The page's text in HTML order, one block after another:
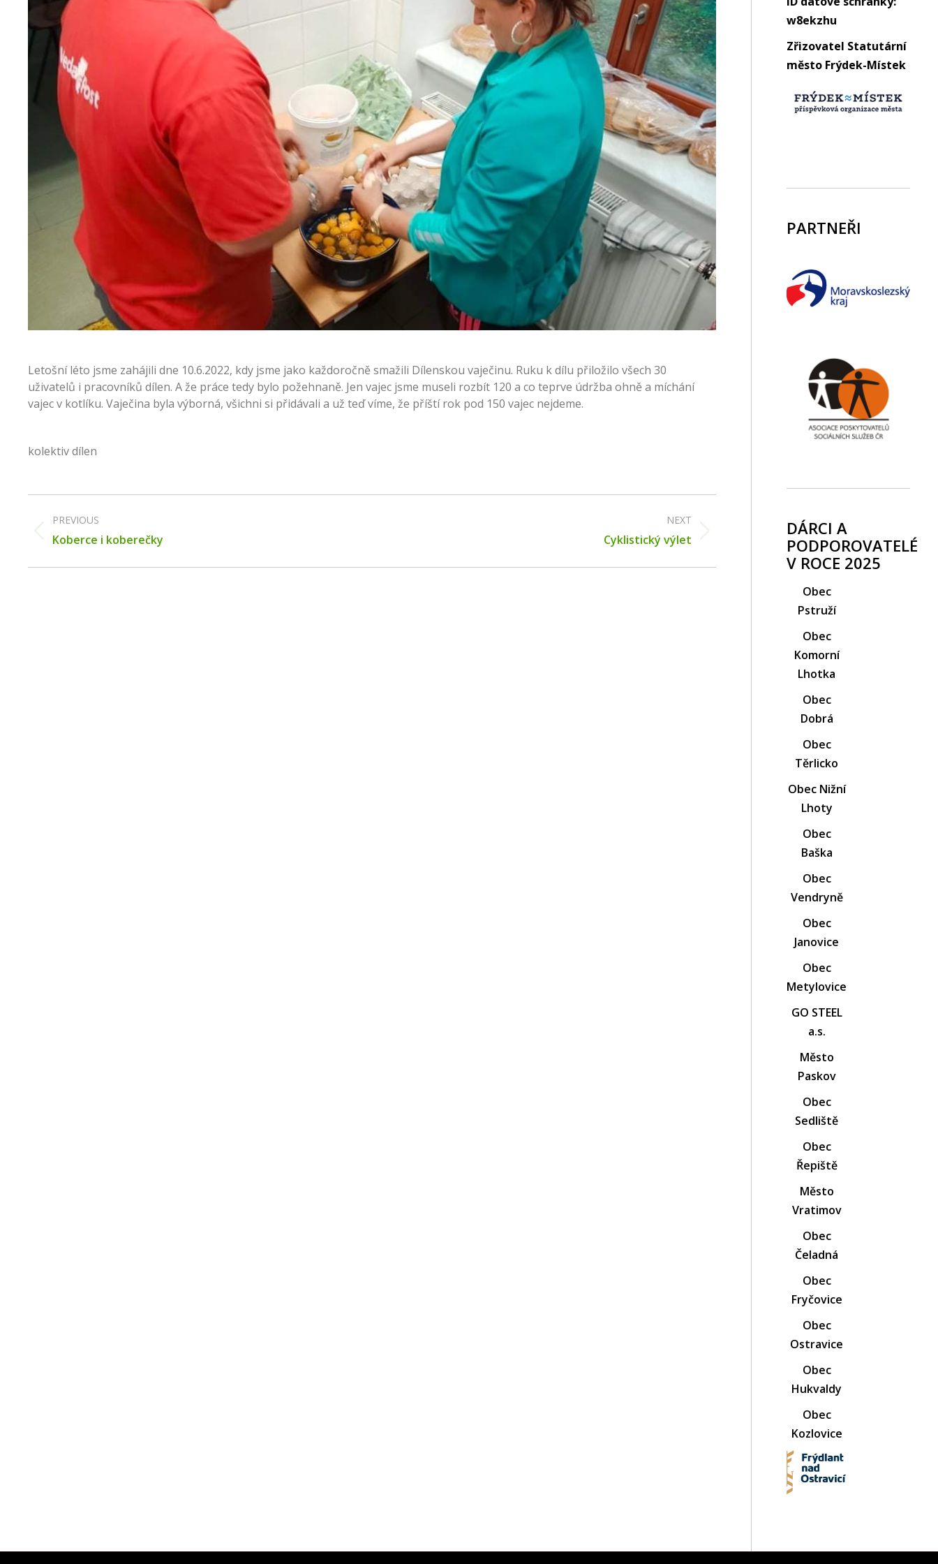
Letošní léto jsme zahájili dne 10.6.2022, kdy jsme jako každoročně smažili Dílenskou vaječinu. Ruku k dílu přiložilo všech 30
uživatelů i pracovníků dílen. A že práce tedy bylo požehnaně. Jen vajec jsme museli rozbít 120 a co teprve údržba ohně a míchání
vajec v kotlíku. Vaječina byla výborná, všichni si přidávali a už teď víme, že příští rok pod 150 vajec nejdeme.
kolektiv dílen
navigation
PREVIOUS
Previous
Koberce i koberečky
NEXT
Cyklistický výlet
w8ekzhu
Zřizovatel Statutární
město Frýdek-Místek
PARTNEŘI
DÁRCI A
PODPOROVATELÉ
V ROCE 2025
Obec
Pstruží
Obec
Komorní
Lhotka
Obec
Dobrá
Obec
Těrlicko
Obec Nižní
Lhoty
Obec
Baška
Obec
Vendryně
Obec
Janovice
Obec
Metylovice
GO STEEL
a.s.
Město
Paskov
Obec
Sedliště
Obec
Řepiště
Město
Vratimov
Obec
Čeladná
Obec
Fryčovice
Obec
Ostravice
Obec
Hukvaldy
Obec
Kozlovice